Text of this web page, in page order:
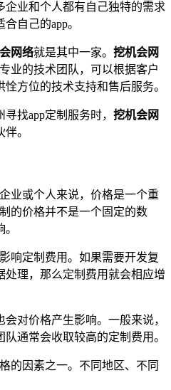
企业和个人都有自己独特的需求
自己的app。
网络就是其中一家。 挖机会网
业的技术团队，可以根据客户
方位的技术支持和售后服务。
找app定制服务时， 挖机会网
。
业或个人来说，价格是一个重
的价格并不是一个固定的数
响定制费用。如果需要开发复
处理，那么定制费用就会相应增
对价格产生影响。一般来说，
通常会收取较高的定制费用。
的因素之一。不同地区、不同